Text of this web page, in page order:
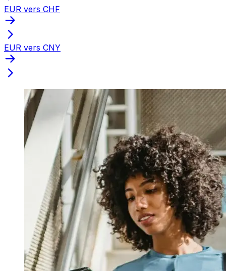
EUR vers CHF
EUR vers CNY